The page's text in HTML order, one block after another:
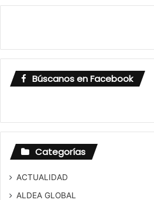
Búscanos en Facebook
Categorías
ACTUALIDAD
ALDEA GLOBAL